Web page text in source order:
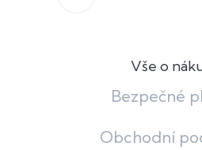
Vše o
Bezpečné
Obchodní